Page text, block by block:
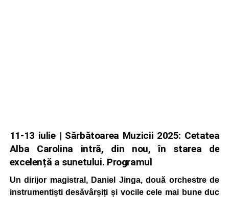
11-13 iulie | Sărbătoarea Muzicii 2025: Cetatea
Alba Carolina intră, din nou, în starea de
excelență a sunetului. Programul
Un dirijor magistral, Daniel Jinga, două orchestre de
instrumentiști desăvârșiți și vocile cele mai bune duc